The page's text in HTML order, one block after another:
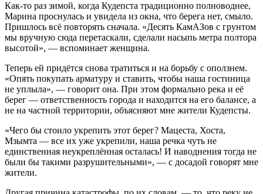
Как-то раз зимой, когда Кудепста традиционно полноводнее,
Марина проснулась и увидела из окна, что берега нет, смыло.
Пришлось всё повторять сначала. «Десять КамАЗов с грунтом
мы вручную сюда перетаскали, сделали насыпь метра полтора
высотой», — вспоминает женщина.
Теперь ей придётся снова тратиться и на борьбу с оползнем.
«Опять покупать арматуру и ставить, чтобы наша гостиница
не уплыла», — говорит она. При этом формально река и её
берег — ответственность города и находится на его балансе, а
не на частной территории, объясняют мне жители Кудепсты.
«Чего бы стоило укрепить этот берег? Мацеста, Хоста,
Мзымта — все их уже укрепили, наша речка чуть не
единственная неукреплённая осталась! И наводнения тогда не
были бы такими разрушительными», — с досадой говорят мне
жители.